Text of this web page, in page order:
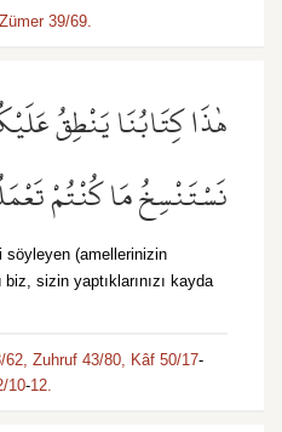
Zümer 39/69.
هٰذَا كِتَابُنَا يَنْطِقُ
نَسْتَنْسِخُ مَا كُنْتُمْ
söyleyen (amellerinizin
biz, sizin yaptıklarınızı kayda
62, Zuhruf 43/80, Kâf 50/17-
10-12.